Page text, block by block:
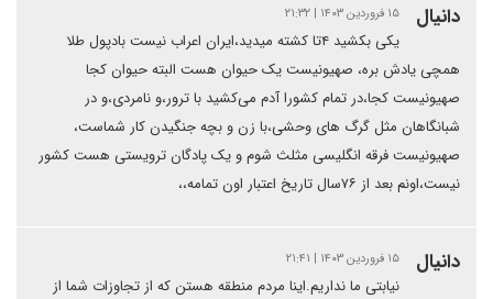
دانیال ۱۵ فروردین ۱۴۰۳ | ۲۱:۳۲
یکی بکشید ۴تا کشته میدید،ایران اعراب نیست بادپول طلا
همچی یادش بره، صهیونیست یک حیوان هست البته حیوان کجا
صهیونیست کجا،در تمام کشورا آدم می‌کشید با ترور،و نامردی،و در
شبانگاهان مثل گرگ های وحشی،با زن و بچه جنگیدن کار شماست،
صهیونیست فرقه انگلیسی مثلث شوم و یک پادگان ترویستی هست کشور
نیست،اونم بعد از ۷۶سال تاریخ اعتبار اون تمامه،،
دانیال ۱۵ فروردین ۱۴۰۳ | ۲۱:۴۱
نیابتی ما نداریم.اینا مردم منطقه هستن که از تجاوزات شما از